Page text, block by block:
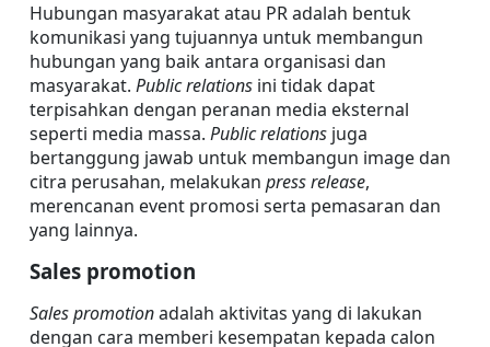
Hubungan masyarakat atau PR adalah bentuk
komunikasi yang tujuannya untuk membangun
hubungan yang baik antara organisasi dan
masyarakat. Public relations ini tidak dapat
terpisahkan dengan peranan media eksternal
seperti media massa. Public relations juga
bertanggung jawab untuk membangun image dan
citra perusahan, melakukan press release,
merencanan event promosi serta pemasaran dan
yang lainnya.
Sales promotion
Sales promotion adalah aktivitas yang di lakukan
dengan cara memberi kesempatan kepada calon